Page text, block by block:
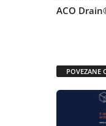
ACO
POVEZANE